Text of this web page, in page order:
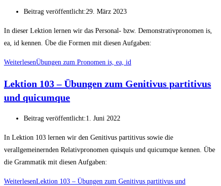
Beitrag veröffentlicht:29. März 2023
In dieser Lektion lernen wir das Personal- bzw. Demonstrativpronomen is,
ea, id kennen. Übe die Formen mit diesen Aufgaben:
WeiterlesenÜbungen zum Pronomen is, ea, id
Lektion 103 – Übungen zum Genitivus partitivus
und quicumque
Beitrag veröffentlicht:1. Juni 2022
In Lektion 103 lernen wir den Genitivus partitivus sowie die
verallgemeinernden Relativpronomen quisquis und quicumque kennen. Übe
die Grammatik mit diesen Aufgaben:
WeiterlesenLektion 103 – Übungen zum Genitivus partitivus und